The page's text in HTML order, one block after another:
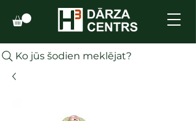
Ko jūs šodien meklējat?